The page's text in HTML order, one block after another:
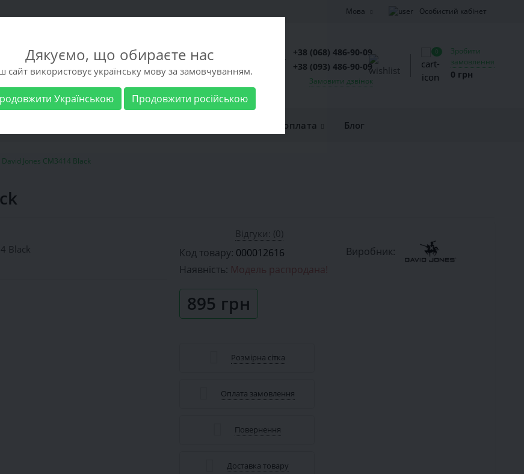
Мова Особистий кабінет
+38 (068) 486-90-09
+38 (093) 486-90-09
Замовити дзвінок
0
Зробити
замовлення
0 грн
Доставка та оплата Блог
Jones CM3414 Black
Відгуки: (0)
Виробник:
Код товару: 000012616
Наявність: Модель распродана!
895 грн
Розмірна сітка
Оплата замовлення
Повернення
Доставка товару
Дякуємо, що обираєте нас
сайт використовує українську мову за замовчуванням.
Українською Продовжити російською